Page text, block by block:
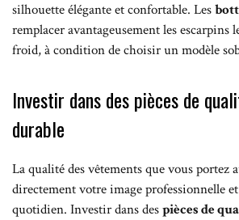
silhouette élégante et confortable. Les
remplacer avantageusement les escarpins
froid, à condition de choisir un modèle
Investir dans des pièces de
durable
La qualité des vêtements que vous portez
directement votre image professionnelle
quotidien. Investir dans despièces de